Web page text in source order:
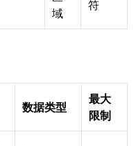
域
符
数据类型
最大
限制